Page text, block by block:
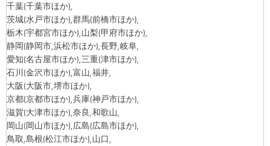
千葉(千葉市ほか),
茨城(水戸市ほか),群馬(前橋市ほか),
栃木(宇都宮市ほか),山梨(甲府市ほか),
静岡(静岡市,浜松市ほか),長野,岐阜,
愛知(名古屋市ほか),三重(津市ほか),
石川(金沢市ほか),富山,福井,
大阪(大阪市,堺市ほか),
京都(京都市ほか),兵庫(神戸市ほか),
滋賀(大津市ほか),奈良,和歌山,
岡山(岡山市ほか),広島(広島市ほか),
鳥取,島根(松江市ほか),山口,